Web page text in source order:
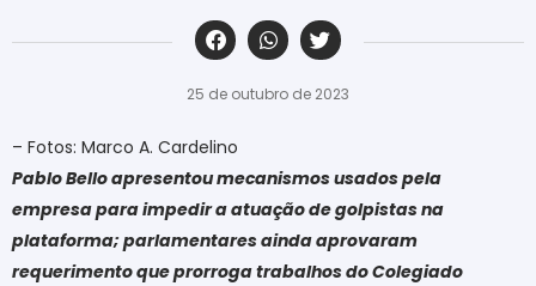
‎ ‎ ‎ ‎ ‎ ‎ ‎ ‎ ‎ ‎ ‎ ‎ ‎ ‎ ‎ ‎ ‎ ‎ ‎ ‎ ‎ ‎ ‎ ‎ ‎ ‎ ‎ ‎ ‎ ‎ ‎
25 de outubro de 2023
– Fotos: Marco A. Cardelino
Pablo Bello apresentou mecanismos usados pela
empresa para impedir a atuação de golpistas na
plataforma; parlamentares ainda aprovaram
requerimento que prorroga trabalhos do Colegiado